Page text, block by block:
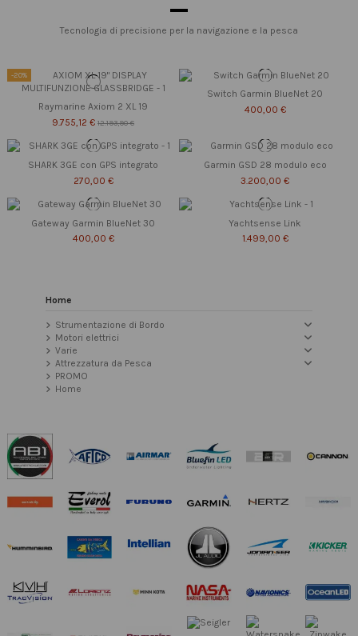
Tecnologia di precisione per la navigazione e la pesca
-20%
Raymarine Axiom 2 XL 19
9.755,12 € 12.193,90 €
Switch Garmin BlueNet 20
400,00 €
SHARK 3GE con GPS integrato
270,00 €
Garmin GSD 28 modulo eco
3.200,00 €
Gateway Garmin BlueNet 30
400,00 €
Yachtsense Link
1.499,00 €
Home
Strumentazione di Bordo
Motori elettrici
Varie
Attrezzatura da Pesca
PROMO
Home